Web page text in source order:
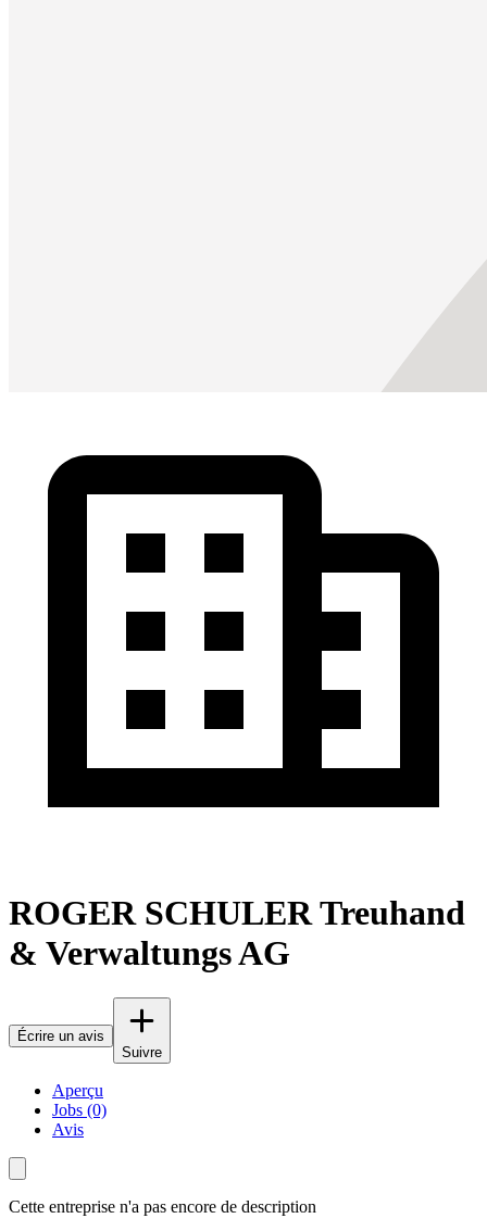
ROGER SCHULER Treuhand
& Verwaltungs AG
Écrire un avis
Suivre
Aperçu
Jobs (0)
Avis
Cette entreprise n'a pas encore de description